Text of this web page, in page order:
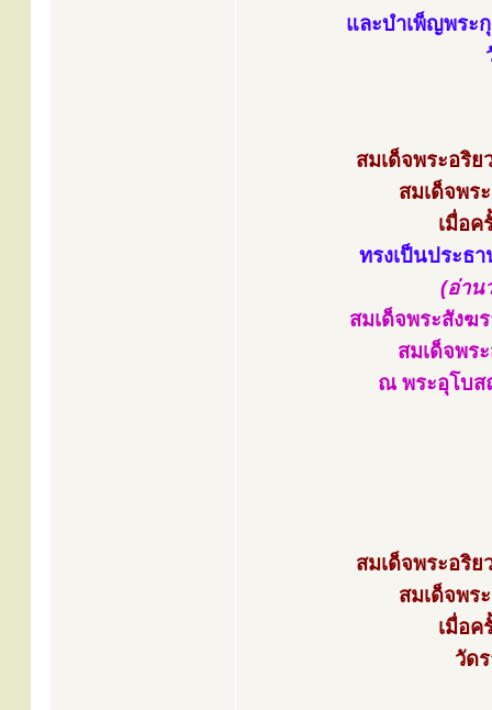
และบำเพ็ญพระ
สมเด็จพระอริ
สมเด็จพร
เมื่อ
ทรงเป็นประธ
(อ่าน
สมเด็จพระสังฆ
สมเด็จพร
ณ พระอุโบส
สมเด็จพระอริ
สมเด็จพร
เมื่อ
วัด